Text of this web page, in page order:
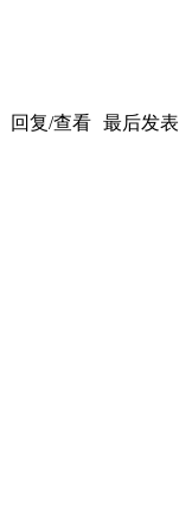
回复/查看 最后发表